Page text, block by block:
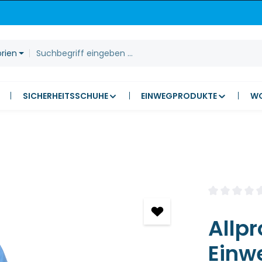
SICHERHEITSSCHUHE EINWEGPRODUKTE